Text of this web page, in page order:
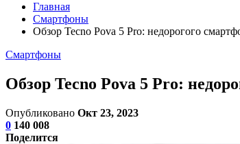
Главная
Смартфоны
Обзор Tecno Pova 5 Pro: недорогого
Смартфоны
Обзор Tecno Pova 5 Pro:
Опубликовано Окт 23, 2023
0 140 008
Поделится